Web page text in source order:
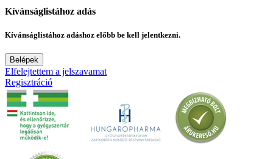
Kívánságlistához adás
Kívánságlistához adáshoz előbb be kell jelentkezni.
Belépek
Elfelejtettem a jelszavamat
Regisztráció